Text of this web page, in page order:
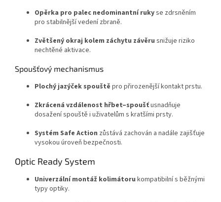
Opěrka pro palec nedominantní rukyse zdrsněním
pro stabilnější vedení zbraně.
Zvětšený okraj kolem záchytu závěru snižuje riziko
nechtěné aktivace.
Spoušťový mechanismus
Plochý jazýček spouště pro přirozenější kontakt prstu.
Zkrácená vzdálenost hřbet–spoušťusnadňuje
dosažení spouště i uživatelům s kratšími prsty.
Systém Safe Action zůstává zachován a nadále zajišťuje
vysokou úroveň bezpečnosti.
Optic Ready System
Univerzální montáž kolimátoru kompatibilní s běžnými
typy optiky.